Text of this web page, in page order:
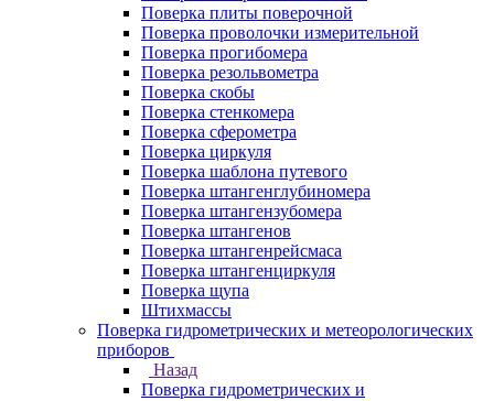
Поверка плиты поверочной
Поверка проволочки измерительной
Поверка прогибомера
Поверка резольвометра
Поверка скобы
Поверка стенкомера
Поверка сферометра
Поверка циркуля
Поверка шаблона путевого
Поверка штангенглубиномера
Поверка штангензубомера
Поверка штангенов
Поверка штангенрейсмаса
Поверка штангенциркуля
Поверка щупа
Штихмассы
Поверка гидрометрических и метеорологических
приборов
Назад
Поверка гидрометрических и